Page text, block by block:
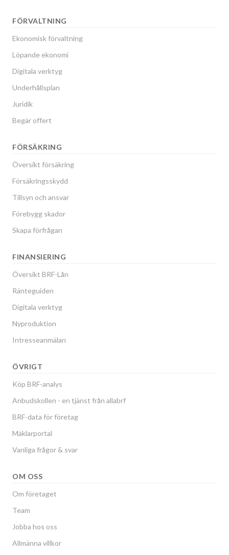
FÖRVALTNING
Ekonomisk förvaltning
Löpande ekonomi
Digitala verktyg
Underhållsplan
Juridik
Begär offert
FÖRSÄKRING
Översikt försäkring
Försäkringsskydd
Tillsyn och ansvar
Förebygg skador
Skapa förfrågan
FINANSIERING
Översikt BRF-Lån
Ränteguiden
Digitala verktyg
Nyproduktion
Intresseanmälan
ÖVRIGT
Köp BRF-analys
Anbudskollen - en tjänst från allabrf
BRF-data för företag
Mäklarportal
Vanliga frågor & svar
OM OSS
Om företaget
Team
Jobba hos oss
Allmänna villkor